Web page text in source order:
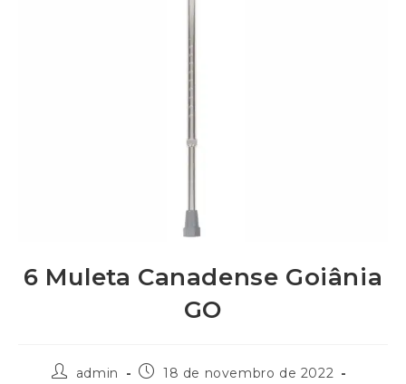
6 Muleta Canadense Goiânia
GO
admin
18 de novembro de 2022